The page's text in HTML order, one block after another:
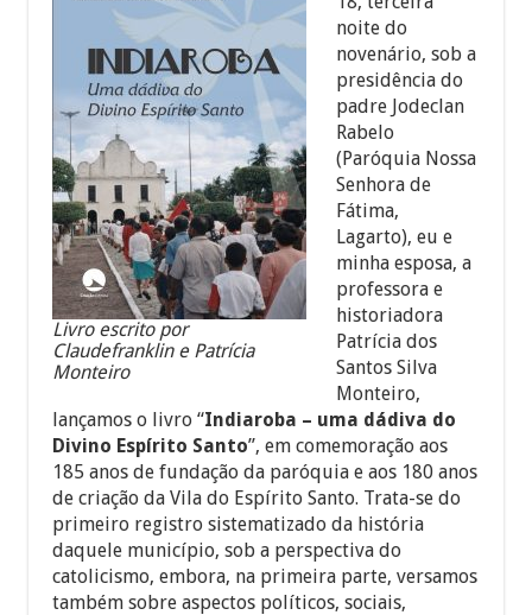
Livro escrito por
Claudefranklin e Patrícia
Monteiro
noite do
novenário, sob a
presidência do
padre Jodeclan
Rabelo
(Paróquia Nossa
Senhora de
Fátima,
Lagarto), eu e
minha esposa, a
professora e
historiadora
Patrícia dos
Santos Silva
Monteiro,
lançamos o livro “Indiaroba – uma dádiva do
Divino Espírito Santo”, em comemoração aos
185 anos de fundação da paróquia e aos 180 anos
de criação da Vila do Espírito Santo. Trata-se do
primeiro registro sistematizado da história
daquele município, sob a perspectiva do
catolicismo, embora, na primeira parte, versamos
também sobre aspectos políticos, sociais,